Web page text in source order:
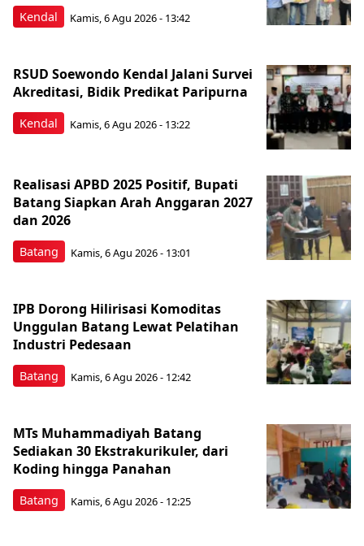
Kendal Kamis, 6 Agu 2026 - 13:42
Kendal
RSUD Soewondo Kendal Jalani Survei
Akreditasi, Bidik Predikat Paripurna
Kamis, 6 Agu 2026 - 13:22
Batang
Realisasi APBD 2025 Positif, Bupati
Batang Siapkan Arah Anggaran 2027
dan 2026
Kamis, 6 Agu 2026 - 13:01
Batang
IPB Dorong Hilirisasi Komoditas
Unggulan Batang Lewat Pelatihan
Industri Pedesaan
Kamis, 6 Agu 2026 - 12:42
Batang
MTs Muhammadiyah Batang
Sediakan 30 Ekstrakurikuler, dari
Koding hingga Panahan
Kamis, 6 Agu 2026 - 12:25